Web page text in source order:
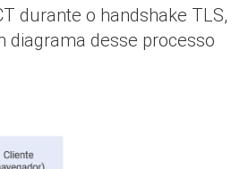
durante o handshake TLS,
diagrama desse processo